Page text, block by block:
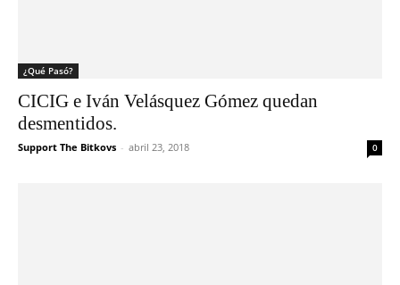
¿Qué Pasó?
CICIG e Iván Velásquez Gómez quedan
desmentidos.
Support The Bitkovs - abril 23, 2018 0